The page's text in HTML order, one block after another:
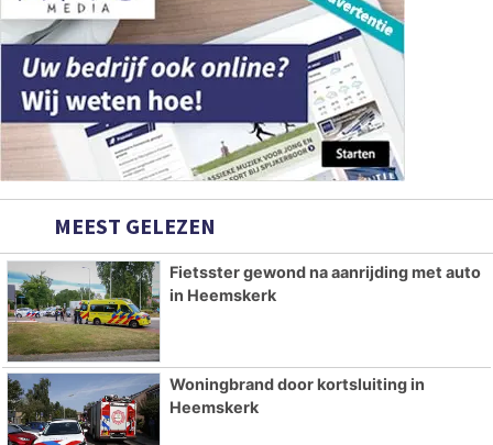
MEEST GELEZEN
Fietsster gewond na aanrijding met auto
in Heemskerk
Woningbrand door kortsluiting in
Heemskerk